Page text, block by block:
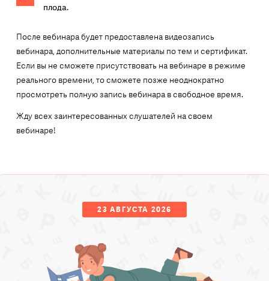
плода.
После вебинара будет предоставлена видеозапись
вебинара, дополнительные материалы по тем и сертификат.
Если вы не сможете присутствовать на вебинаре в режиме
реального времени, то сможете позже неоднократно
просмотреть полную запись вебинара в свободное время.
Жду всех заинтересованных слушателей на своем
вебинаре!
23 АВГУСТА 2026